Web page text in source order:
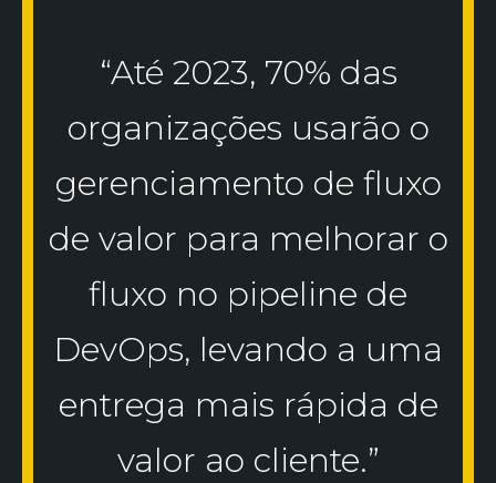
“Até 2023, 70% das
organizações usarão o
gerenciamento de fluxo
de valor para melhorar o
fluxo no pipeline de
DevOps, levando a uma
entrega mais rápida de
valor ao cliente.”